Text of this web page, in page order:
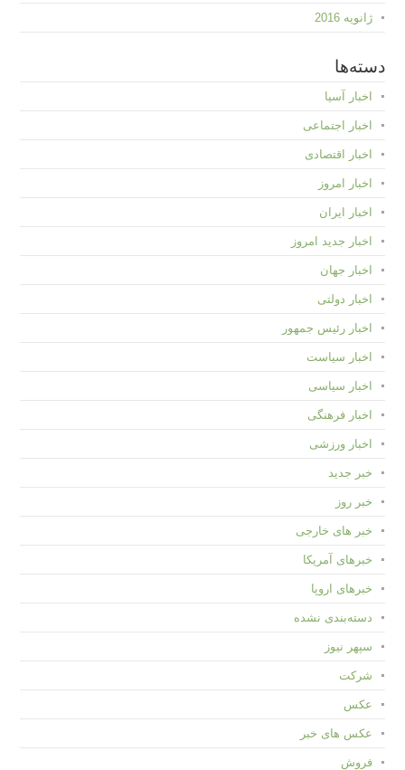
ژانویه 2016
دسته‌ها
اخبار آسیا
اخبار اجتماعی
اخبار اقتصادی
اخبار امروز
اخبار ایران
اخبار جدید امروز
اخبار جهان
اخبار دولتی
اخبار رئیس جمهور
اخبار سیاست
اخبار سیاسی
اخبار فرهنگی
اخبار ورزشی
خبر جدید
خبر روز
خبر های خارجی
خبرهای آمریکا
خبرهای اروپا
دسته‌بندی نشده
سپهر نیوز
شرکت
عکس
عکس های خبر
فروش